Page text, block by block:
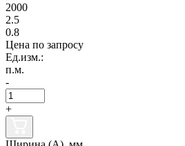
2000
2.5
0.8
Цена по запросу
Ед.изм.:
п.м.
-
+